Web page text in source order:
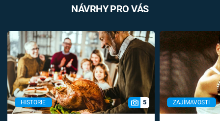
NÁVRHY PRO VÁS
HISTORIE 5 ZAJÍMAVOSTI